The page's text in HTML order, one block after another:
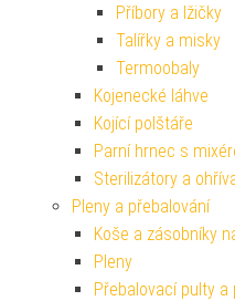
Příbory a lžičky
Talířky a misky
Termoobaly
Kojenecké láhve
Kojící polštáře
Parní hrnec s
Sterilizátory a
Pleny a přebalování
Koše a zásobníky
Pleny
Přebalovací pulty a